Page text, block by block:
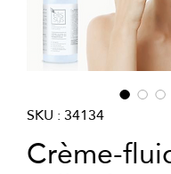
SKU : 34134
Crème-